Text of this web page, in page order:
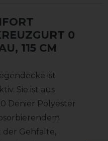
0
115 CM
ist
Sie ist aus
Denier Polyester
Gehfalte,